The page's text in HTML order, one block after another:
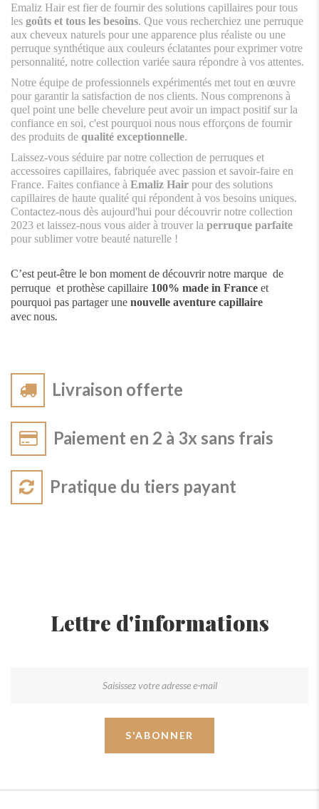
Emaliz Hair est fier de fournir des solutions capillaires pour tous
les goûts et tous les besoins. Que vous recherchiez une perruque
aux cheveux naturels pour une apparence plus réaliste ou une
perruque synthétique aux couleurs éclatantes pour exprimer votre
personnalité, notre collection variée saura répondre à vos attentes.
Notre équipe de professionnels expérimentés met tout en œuvre
pour garantir la satisfaction de nos clients. Nous comprenons à
quel point une belle chevelure peut avoir un impact positif sur la
confiance en soi, c'est pourquoi nous nous efforçons de fournir
des produits de qualité exceptionnelle.
Laissez-vous séduire par notre collection de perruques et
accessoires capillaires, fabriquée avec passion et savoir-faire en
France. Faites confiance à Emaliz Hair pour des solutions
capillaires de haute qualité qui répondent à vos besoins uniques.
Contactez-nous dès aujourd'hui pour découvrir notre collection
2023 et laissez-nous vous aider à trouver la perruque parfaite
pour sublimer votre beauté naturelle !
C’est peut-être le bon moment de découvrir notre marque de
perruque et prothèse capillaire 100% made in France et
pourquoi pas partager une nouvelle aventure capillaire
avecnous.
Livraison offerte
Paiement en 2 à 3x sans frais
Pratique du tiers payant
Lettre d'informations
S'ABONNER